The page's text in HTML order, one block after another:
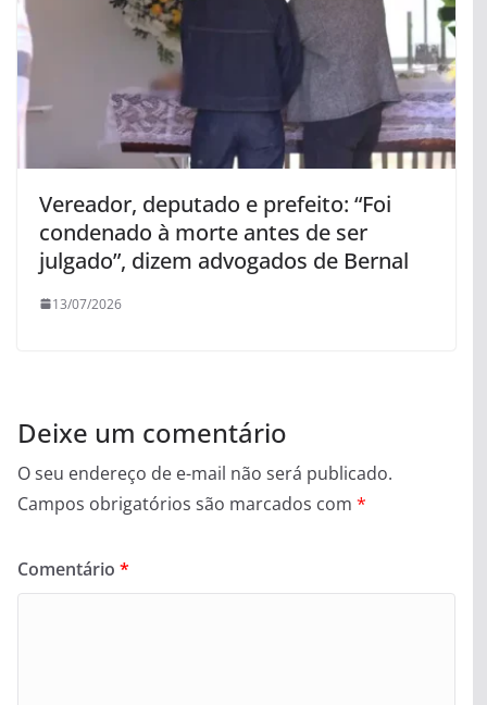
Vereador, deputado e prefeito: “Foi
condenado à morte antes de ser
julgado”, dizem advogados de Bernal
13/07/2026
Deixe um comentário
O seu endereço de e-mail não será publicado.
Campos obrigatórios são marcados com *
Comentário *